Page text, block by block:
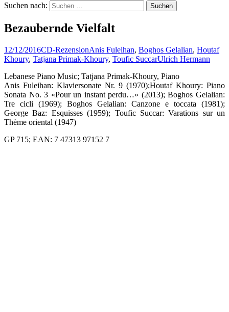
Suchen nach:
Bezaubernde Vielfalt
12/12/2016CD-RezensionAnis Fuleihan, Boghos Gelalian, Houtaf
Khoury, Tatjana Primak-Khoury, Toufic SuccarUlrich Hermann
Lebanese Piano Music; Tatjana Primak-Khoury, Piano
Anis Fuleihan: Klaviersonate Nr. 9 (1970);Houtaf Khoury: Piano
Sonata No. 3 «Pour un instant perdu…» (2013); Boghos Gelalian:
Tre cicli (1969); Boghos Gelalian: Canzone e toccata (1981);
George Baz: Esquisses (1959); Toufic Succar: Varations sur un
Thème oriental (1947)
GP 715; EAN: 7 47313 97152 7